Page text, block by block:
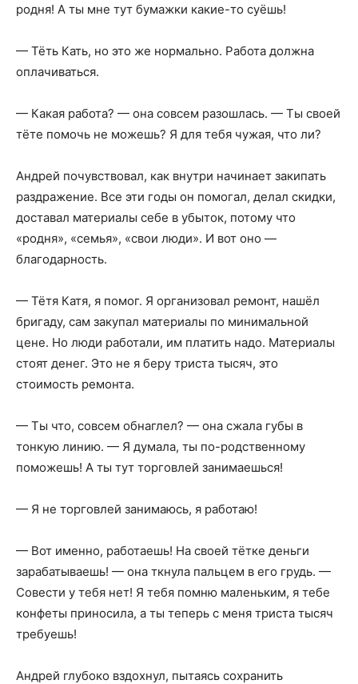
родня! А ты мне тут бумажки какие-то суёшь!
— Тёть Кать, но это же нормально. Работа должна
оплачиваться.
— Какая работа? — она совсем разошлась. — Ты своей
тёте помочь не можешь? Я для тебя чужая, что ли?
Андрей почувствовал, как внутри начинает закипать
раздражение. Все эти годы он помогал, делал скидки,
доставал материалы себе в убыток, потому что
«родня», «семья», «свои люди». И вот оно —
благодарность.
— Тётя Катя, я помог. Я организовал ремонт, нашёл
бригаду, сам закупал материалы по минимальной
цене. Но люди работали, им платить надо. Материалы
стоят денег. Это не я беру триста тысяч, это
стоимость ремонта.
— Ты что, совсем обнаглел? — она сжала губы в
тонкую линию. — Я думала, ты по-родственному
поможешь! А ты тут торговлей занимаешься!
— Я не торговлей занимаюсь, я работаю!
— Вот именно, работаешь! На своей тётке деньги
зарабатываешь! — она ткнула пальцем в его грудь. —
Совести у тебя нет! Я тебя помню маленьким, я тебе
конфеты приносила, а ты теперь с меня триста тысяч
требуешь!
Андрей глубоко вздохнул, пытаясь сохранить